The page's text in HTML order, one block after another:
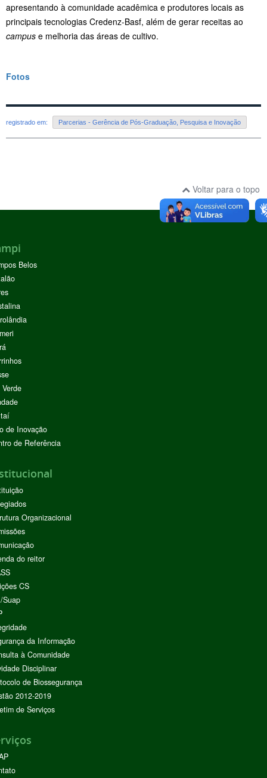
apresentando à comunidade acadêmica e produtores locais as
principais tecnologias Credenz-Basf, além de gerar receitas ao
campus e melhoria das áreas de cultivo.
Fotos
registrado em: Parcerias - Gerência de Pós-Graduação, Pesquisa e Inovação
Voltar para o topo
Belos
de Inovação
de Referência
Organizacional
do reitor
CS
Suap
da Informação
à Comunidade
Disciplinar
de Biossegurança
2012-2019
de Serviços